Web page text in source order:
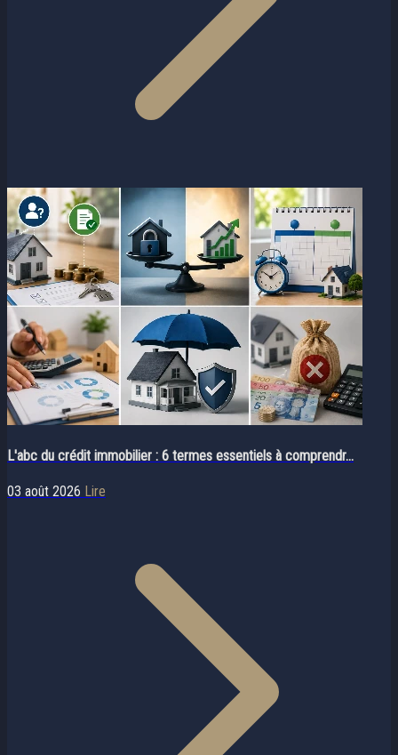
L'abc du crédit immobilier : 6 termes essentiels à comprendr...
03 août 2026 Lire